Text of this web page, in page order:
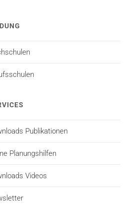
Publikationen
Planungshilfen
Videos